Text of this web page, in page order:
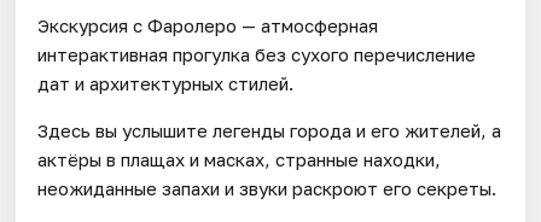
Экскурсия с Фаролеро — атмосферная
интерактивная прогулка без сухого перечисление
дат и архитектурных стилей.
Здесь вы услышите легенды города и его жителей, а
актёры в плащах и масках, странные находки,
неожиданные запахи и звуки раскроют его секреты.